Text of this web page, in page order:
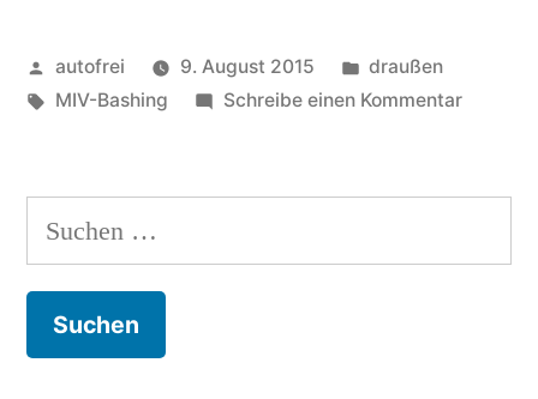
Arschloch
zwar
ein
richtiges“
Veröffentlicht
von
autofrei 9. August 2015
Veröffentlicht
in
draußen
Schlagwörter:
MIV-Bashing Schreibe einen Kommentarzu
ein
–
Suchen
nach: